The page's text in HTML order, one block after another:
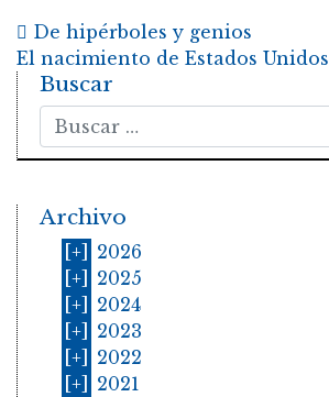
Post navigation
De hipérboles y genios
El nacimiento de Estados Unidos
Buscar
Buscar
Archivo
[+]
2026
[+]
2025
[+]
2024
[+]
2023
[+]
2022
[+]
2021